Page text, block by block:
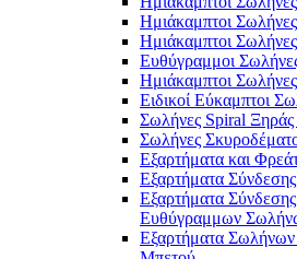
Ημιάκαμπτοι
Ημιάκαμπτοι
Ευθύγραμμοι
Ημιάκαμπτοι
Ειδικοί Εύκαμπτοι
Σωλήνες Spiral
Σωλήνες
Εξαρτήματα και
Εξαρτήματα
Εξαρτήματα
Ευθύγραμμων
Εξαρτήματα Σωλήνων